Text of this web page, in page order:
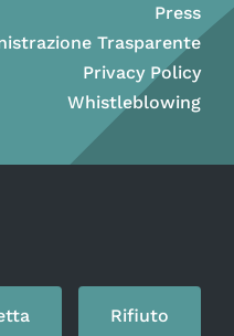
Press
Trasparente
Privacy Policy
Whistleblowing
Rifiuto